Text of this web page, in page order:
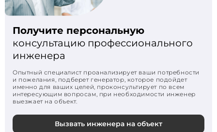
Получите персональную
консультацию профессионального
инженера
Опытный специалист проанализирует ваши потребности
и пожелания, подберет генератор, которое подойдет
именно для ваших целей, проконсультирует по всем
интересующим вопросам, при необходимости инженер
выезжает на объект.
Вызвать инженера на объект